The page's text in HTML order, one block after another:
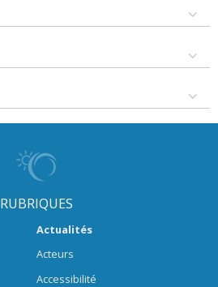
RUBRIQUES
Actualités
Acteurs
Accessibilité